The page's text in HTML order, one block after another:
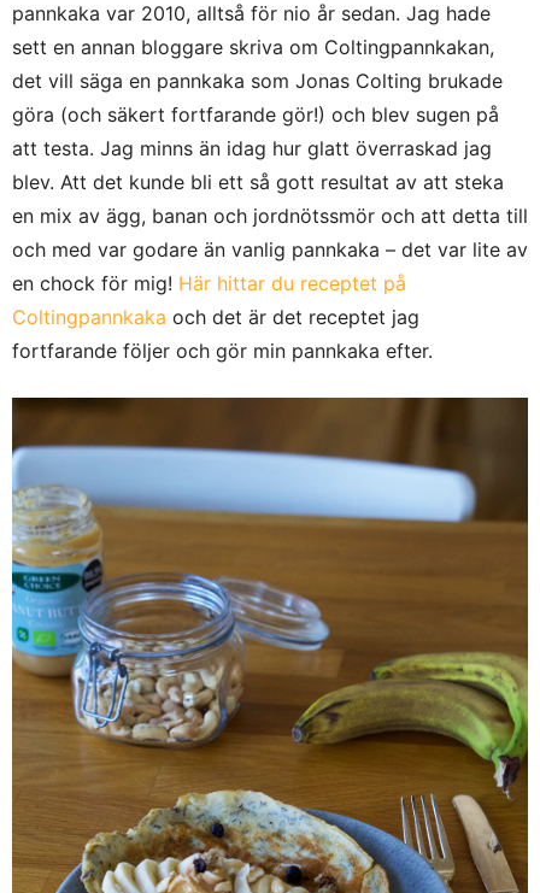
pannkaka var 2010, alltså för nio år sedan. Jag hade
sett en annan bloggare skriva om Coltingpannkakan,
det vill säga en pannkaka som Jonas Colting brukade
göra (och säkert fortfarande gör!) och blev sugen på
att testa. Jag minns än idag hur glatt överraskad jag
blev. Att det kunde bli ett så gott resultat av att steka
en mix av ägg, banan och jordnötssmör och att detta till
och med var godare än vanlig pannkaka – det var lite av
en chock för mig! Här hittar du receptet på
Coltingpannkaka och det är det receptet jag
fortfarande följer och gör min pannkaka efter.